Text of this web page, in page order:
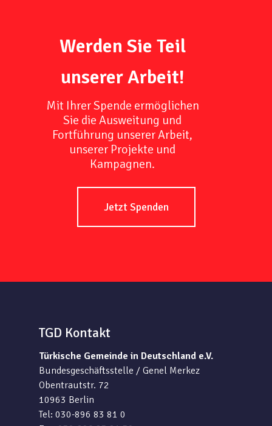
Werden Sie Teil
unserer Arbeit!
Mit Ihrer Spende ermöglichen
Sie die Ausweitung und
Fortführung unserer Arbeit,
unserer Projekte und
Kampagnen.
Jetzt Spenden
TGD Kontakt
Türkische Gemeinde in Deutschland e.V.
Bundesgeschäftsstelle / Genel Merkez
Obentrautstr. 72
10963 Berlin
Tel: 030-896 83 81 0